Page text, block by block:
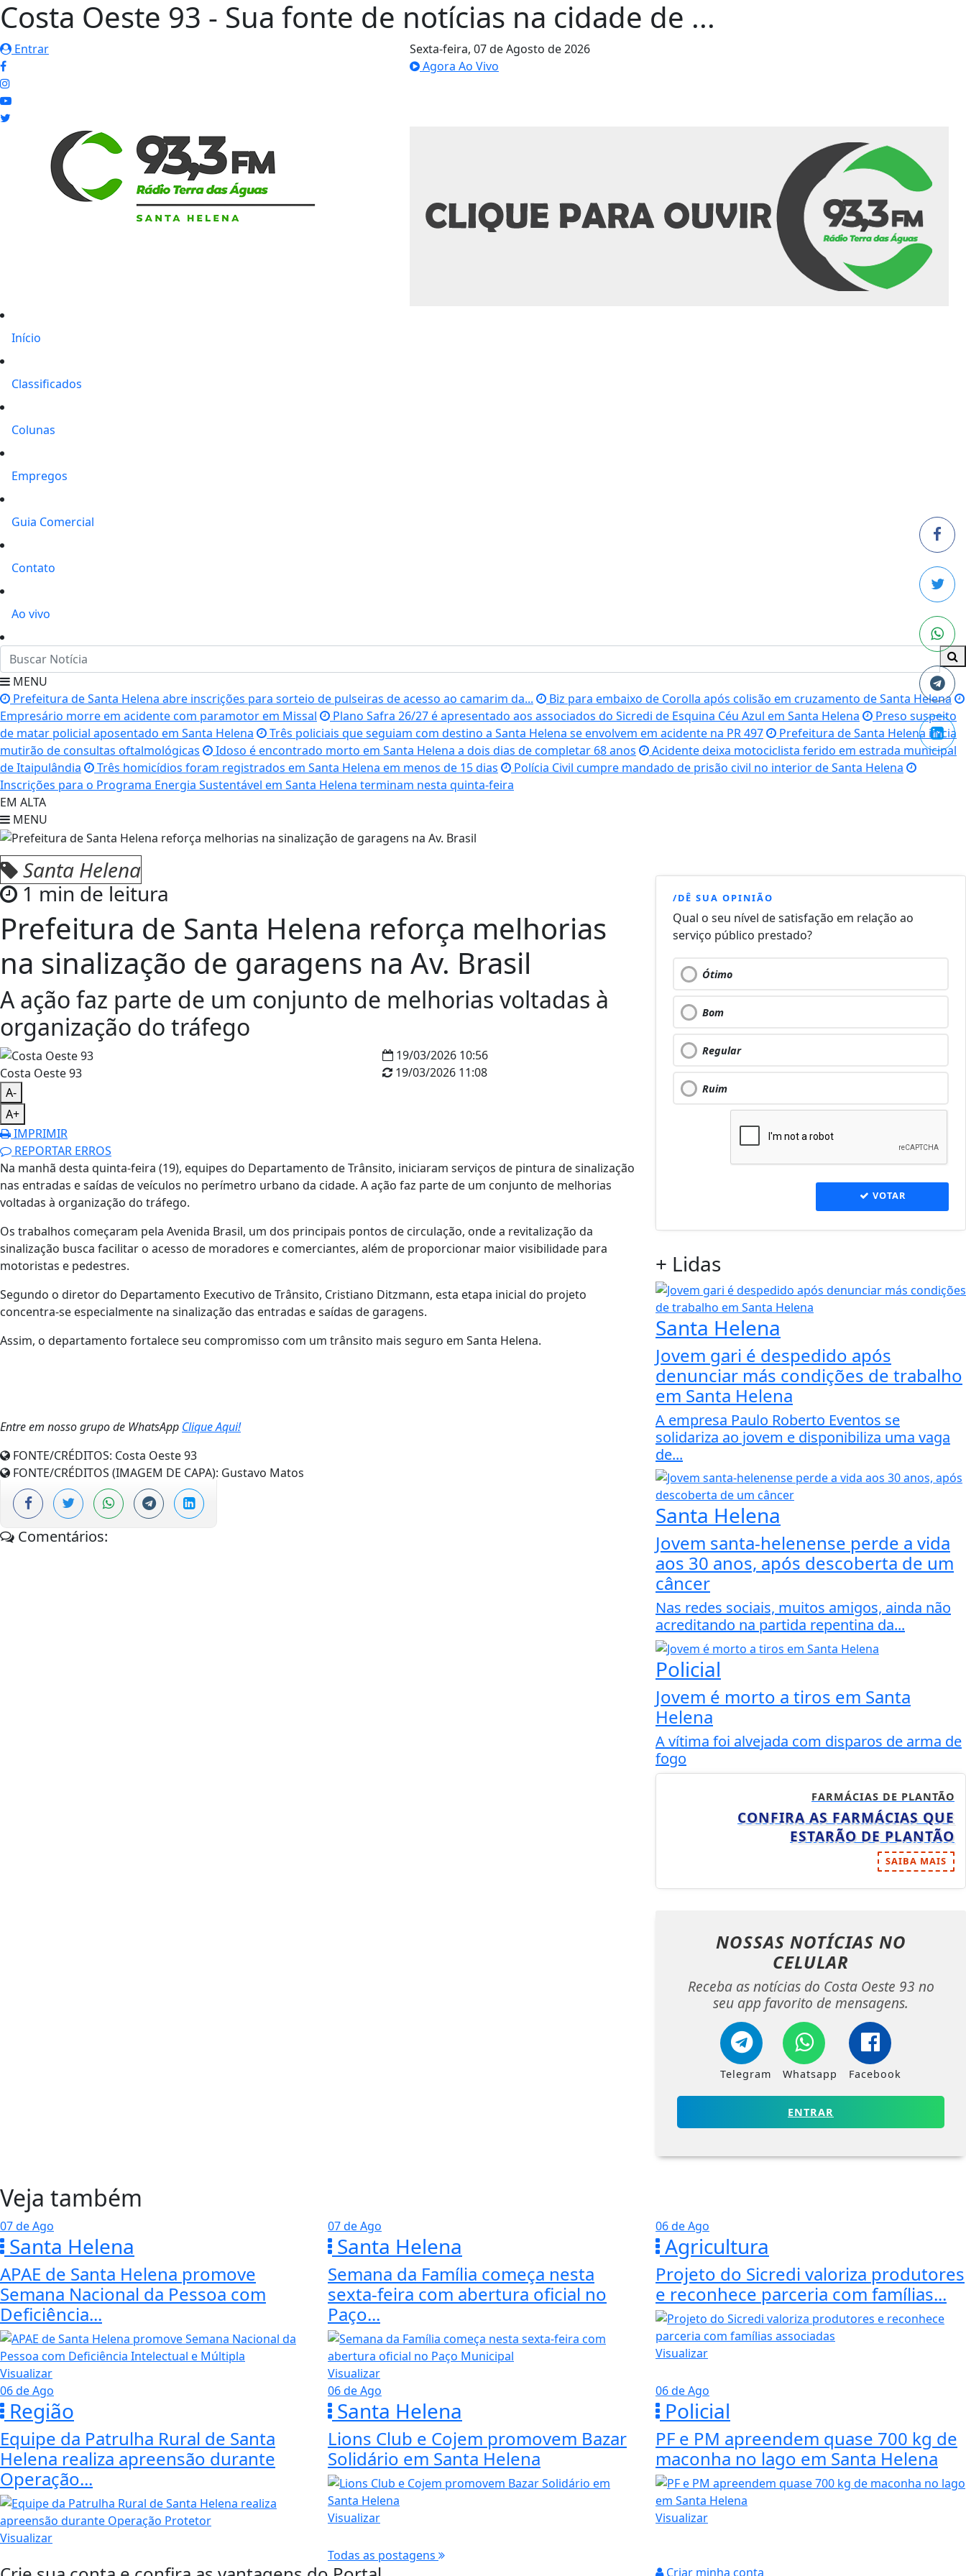
Costa Oeste 93 - Sua fonte de notícias na cidade de ...
Entrar Sexta-feira, 07 de Agosto de 2026
Agora Ao Vivo
Início
Classificados
Colunas
Empregos
Guia Comercial
Contato
Ao vivo
MENU
Prefeitura de Santa Helena abre inscrições para sorteio de pulseiras de acesso ao camarim da...
Biz para embaixo de Corolla após colisão em cruzamento de Santa Helena
Empresário morre em acidente com paramotor em Missal
Plano Safra 26/27 é apresentado aos associados do Sicredi de Esquina Céu Azul em Santa Helena
Preso suspeito
de matar policial aposentado em Santa Helena
Três policiais que seguiam com destino a Santa Helena se envolvem em acidente na PR 497
Prefeitura de Santa Helena inicia
mutirão de consultas oftalmológicas
Idoso é encontrado morto em Santa Helena a dois dias de completar 68 anos
Acidente deixa motociclista ferido em estrada municipal
de Itaipulândia
Três homicídios foram registrados em Santa Helena em menos de 15 dias
Polícia Civil cumpre mandado de prisão civil no interior de Santa Helena
Inscrições para o Programa Energia Sustentável em Santa Helena terminam nesta quinta-feira
EM ALTA
MENU
Santa Helena
1 min de leitura
Prefeitura de Santa Helena reforça melhorias
na sinalização de garagens na Av. Brasil
A ação faz parte de um conjunto de melhorias voltadas à
organização do tráfego
Costa Oeste 93
19/03/2026 10:56
19/03/2026 11:08
A-
A+
IMPRIMIR
REPORTAR ERROS
Na manhã desta quinta-feira (19), equipes do Departamento de Trânsito, iniciaram serviços de pintura de sinalização
nas entradas e saídas de veículos no perímetro urbano da cidade. A ação faz parte de um conjunto de melhorias
voltadas à organização do tráfego.
Os trabalhos começaram pela Avenida Brasil, um dos principais pontos de circulação, onde a revitalização da
sinalização busca facilitar o acesso de moradores e comerciantes, além de proporcionar maior visibilidade para
motoristas e pedestres.
Segundo o diretor do Departamento Executivo de Trânsito, Cristiano Ditzmann, esta etapa inicial do projeto
concentra-se especialmente na sinalização das entradas e saídas de garagens.
Assim, o departamento fortalece seu compromisso com um trânsito mais seguro em Santa Helena.
Entre em nosso grupo de WhatsApp Clique Aqui!
FONTE/CRÉDITOS: Costa Oeste 93
FONTE/CRÉDITOS (IMAGEM DE CAPA): Gustavo Matos
Comentários:
/DÊ SUA OPINIÃO
Qual o seu nível de satisfação em relação ao
serviço público prestado?
Ótimo
Bom
Regular
Ruim
VOTAR
+ Lidas
Santa Helena
Jovem gari é despedido após
denunciar más condições de trabalho
em Santa Helena
A empresa Paulo Roberto Eventos se
solidariza ao jovem e disponibiliza uma vaga
de...
Santa Helena
Jovem santa-helenense perde a vida
aos 30 anos, após descoberta de um
câncer
Nas redes sociais, muitos amigos, ainda não
acreditando na partida repentina da...
Policial
Jovem é morto a tiros em Santa
Helena
A vítima foi alvejada com disparos de arma de
fogo
FARMÁCIAS DE PLANTÃO
CONFIRA AS FARMÁCIAS QUE
ESTARÃO DE PLANTÃO
SAIBA MAIS
NOSSAS NOTÍCIAS NO
CELULAR
Receba as notícias do Costa Oeste 93 no
seu app favorito de mensagens.
Telegram Whatsapp Facebook
ENTRAR
Veja também
07 de Ago
Santa Helena
APAE de Santa Helena promove
Semana Nacional da Pessoa com
Deficiência...
Visualizar
07 de Ago
Santa Helena
Semana da Família começa nesta
sexta-feira com abertura oficial no
Paço...
Visualizar
06 de Ago
Agricultura
Projeto do Sicredi valoriza produtores
e reconhece parceria com famílias...
Visualizar
06 de Ago
Região
Equipe da Patrulha Rural de Santa
Helena realiza apreensão durante
Operação...
Visualizar
06 de Ago
Santa Helena
Lions Club e Cojem promovem Bazar
Solidário em Santa Helena
Visualizar
06 de Ago
Policial
PF e PM apreendem quase 700 kg de
maconha no lago em Santa Helena
Visualizar
Todas as postagens
Criar minha conta